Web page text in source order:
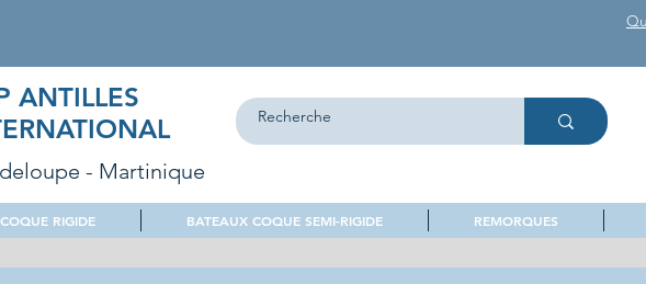
ANTILLES
- Martinique
RIGIDE BATEAUX COQUE SEMI-RIGIDE REMORQUES